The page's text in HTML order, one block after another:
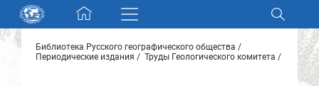
Skip navigation
Разделы и коллекции
Библиотека Русского географического общества
Периодические издания
Труды Геологического комитета